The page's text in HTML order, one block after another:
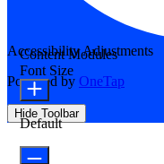
Accessibility Adjustments
Powered by OneTap
Hide Toolbar
Content Modules
Font Size
Default